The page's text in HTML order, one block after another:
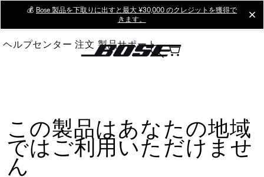
Main
💰 Bose 製品を下取りに出すと最大 ¥30,000 のクレジットを獲得で
きます。
ヘルプセンター 注文 製品サポート
この製品はあなたの地域
ではご利用いただけませ
ん